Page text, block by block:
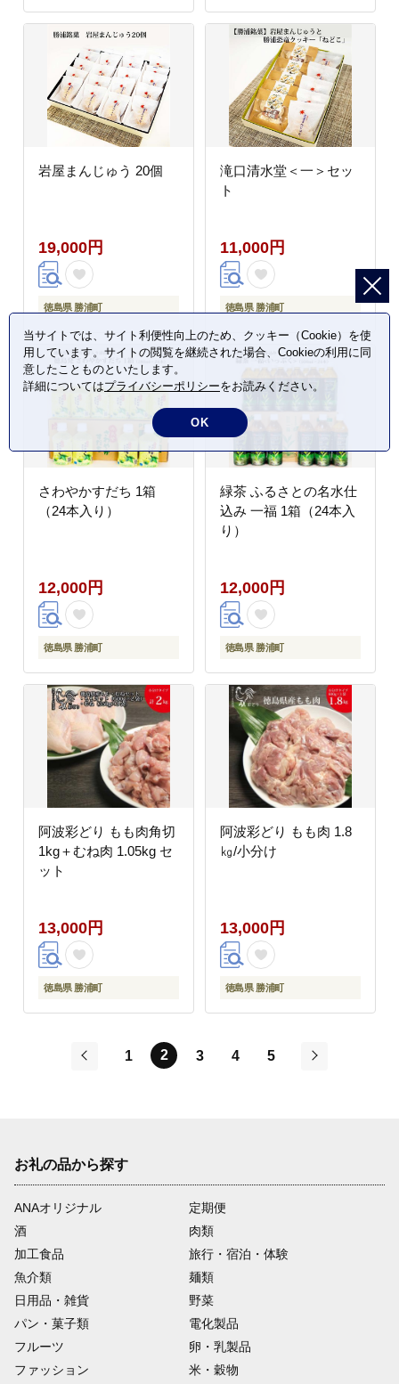
岩屋まんじゅう 20個
19,000円
徳島県 勝浦町
滝口清水堂＜一＞セッ
ト
11,000円
徳島県 勝浦町
さわやかすだち 1箱
（24本入り）
12,000円
徳島県 勝浦町
緑茶 ふるさとの名水仕
込み 一福 1箱（24本入
り）
12,000円
徳島県 勝浦町
阿波彩どり もも肉角切
1kg＋むね肉 1.05kg セ
ット
13,000円
徳島県 勝浦町
阿波彩どり もも肉 1.8
㎏/小分け
13,000円
徳島県 勝浦町
1 2 3 4
5
お礼の品から探す
ANAオリジナル
定期便
酒
肉類
加工食品
旅行・宿泊・体験
魚介類
麺類
日用品・雑貨
野菜
パン・菓子類
電化製品
フルーツ
卵・乳製品
ファッション
米・穀物
当サイトでは、サイト利便性向上のため、クッキー（Cookie）を使
用しています。サイトの閲覧を継続された場合、Cookieの利用に同
意したことものといたします。
詳細についてはプライバシーポリシーをお読みください。
OK